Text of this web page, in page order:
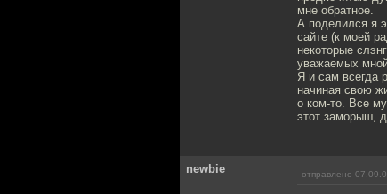
мне обратное.
А поделился я
сайте (к моей
некоторые
уважаемых
Я и сам всегда
начиная свою
о ком-то. Все
этот заморыш,
newbie отправлено